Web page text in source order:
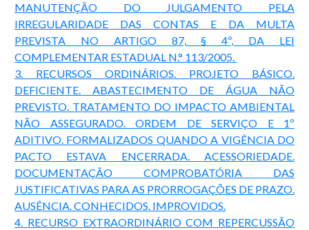
MANUTENÇÃO DO JULGAMENTO PELA
IRREGULARIDADE DAS CONTAS E DA MULTA
PREVISTA NO ARTIGO 87, § 4º, DA LEI
COMPLEMENTAR ESTADUAL N.° 113/2005.
3. RECURSOS ORDINÁRIOS. PROJETO BÁSICO.
DEFICIENTE. ABASTECIMENTO DE ÁGUA NÃO
PREVISTO. TRATAMENTO DO IMPACTO AMBIENTAL
NÃO ASSEGURADO. ORDEM DE SERVIÇO E 1º
ADITIVO. FORMALIZADOS QUANDO A VIGÊNCIA DO
PACTO ESTAVA ENCERRADA. ACESSORIEDADE.
DOCUMENTAÇÃO COMPROBATÓRIA DAS
JUSTIFICATIVAS PARA AS PRORROGAÇÕES DE PRAZO.
AUSÊNCIA. CONHECIDOS. IMPROVIDOS.
4. RECURSO EXTRAORDINÁRIO COM REPERCUSSÃO